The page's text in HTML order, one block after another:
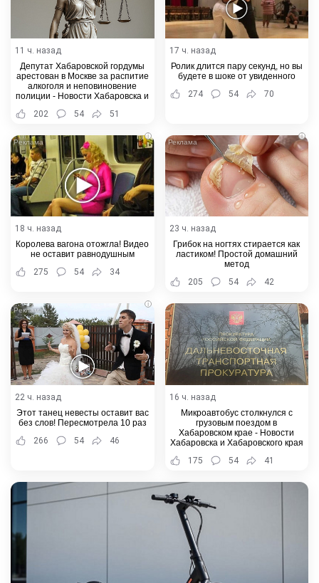
11 ч. назад
Депутат Хабаровской гордумы
арестован в Москве за распитие
алкоголя и неповиновение
полиции - Новости Хабаровска и
202 54 51
17 ч. назад
Ролик длится пару секунд, но вы
будете в шоке от увиденного
274
54 70
i
18 ч. назад
Королева вагона отожгла! Видео
не оставит равнодушным
275
54 34
i
23 ч. назад
Грибок на ногтях стирается как
ластиком! Простой домашний
метод
205
54 42
i
22 ч. назад
Этот танец невесты оставит вас
без слов! Пересмотрела 10 раз
266
54 46
16 ч. назад
Микроавтобус столкнулся с
грузовым поездом в
Хабаровском крае - Новости
Хабаровска и Хабаровского края
175
54 41